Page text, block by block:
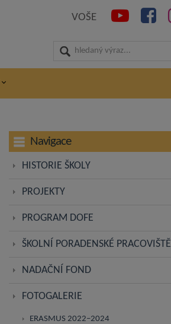
VOŠE
Navigace
HISTORIE ŠKOLY
PROJEKTY
PROGRAM DOFE
ŠKOLNÍ PORADENSKÉ PRACOVIŠTĚ
NADAČNÍ FOND
FOTOGALERIE
ERASMUS 2022–2024